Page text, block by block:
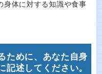
身体に対する知識や食事
ために、あなた自身
記述してください。